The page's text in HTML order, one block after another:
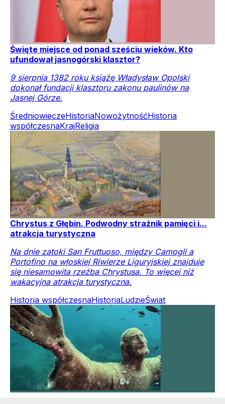
Święte miejsce od ponad sześciu wieków. Kto
ufundował jasnogórski klasztor?
9 sierpnia 1382 roku książę Władysław Opolski
dokonał fundacji klasztoru zakonu paulinów na
Jasnej Górze.
ŚredniowieczeHistoriaNowożytnośćHistoria
współczesnaKrajReligia
Chrystus z Głębin. Podwodny strażnik pamięci i...
atrakcja turystyczna
Na dnie zatoki San Fruttuoso, między Camogli a
Portofino na włoskiej Riwierze Liguryjskiej znajduje
się niesamowita rzeźba Chrystusa. To więcej niż
wakacyjna atrakcja turystyczna.
Historia współczesnaHistoriaLudzieŚwiat